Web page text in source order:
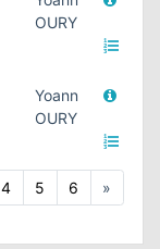
OURY
Yoann
OURY
4 5 6 »